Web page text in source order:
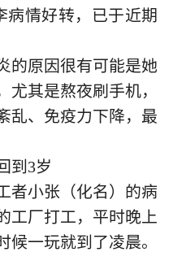
病情好转，已于近期
的原因很有可能是她
尤其是熬夜刷手机，
乱、免疫力下降，最
到3岁
者小张（化名）的病
工厂打工，平时晚上
候一玩就到了凌晨。